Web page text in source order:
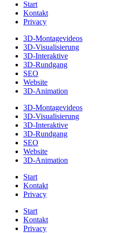
Start
Kontakt
Privacy
3D-Montagevideos
3D-Visualisierung
3D-Interaktive
3D-Rundgang
SEO
Website
3D-Animation
3D-Montagevideos
3D-Visualisierung
3D-Interaktive
3D-Rundgang
SEO
Website
3D-Animation
Start
Kontakt
Privacy
Start
Kontakt
Privacy